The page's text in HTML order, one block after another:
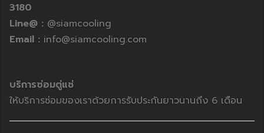
3180
Line@ : @siamcooling
Email : info@siamcooling.com
บริการซ่อมตู่แช่
ให้บริการซ่อมของเราด้วยการรับประกันยาวนานถึง 6 เดือน